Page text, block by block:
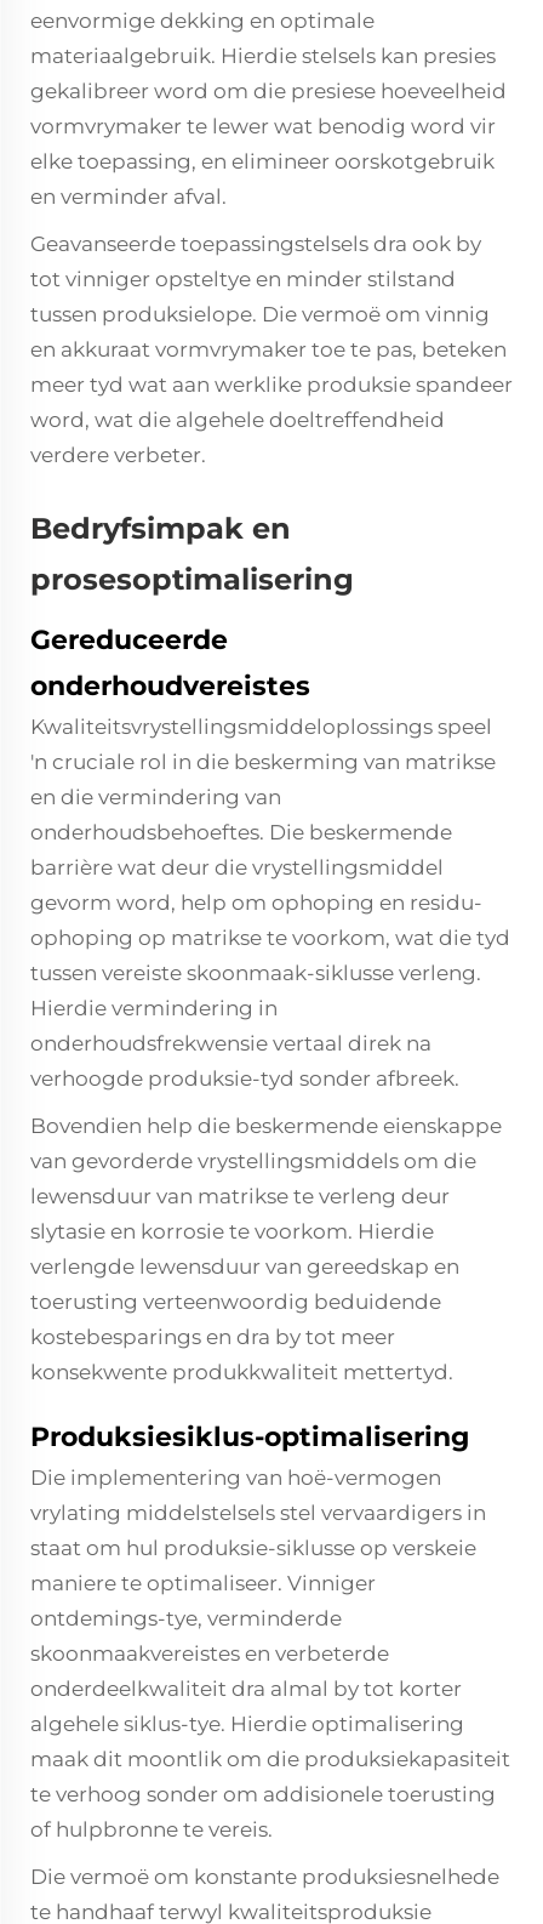
eenvormige dekking en optimale
materiaalgebruik. Hierdie stelsels kan presies
gekalibreer word om die presiese hoeveelheid
vormvrymaker te lewer wat benodig word vir
elke toepassing, en elimineer oorskotgebruik
en verminder afval.
Geavanseerde toepassingstelsels dra ook by
tot vinniger opsteltye en minder stilstand
tussen produksielope. Die vermoë om vinnig
en akkuraat vormvrymaker toe te pas, beteken
meer tyd wat aan werklike produksie spandeer
word, wat die algehele doeltreffendheid
verdere verbeter.
Bedryfsimpak en
prosesoptimalisering
Gereduceerde
onderhoudvereistes
Kwaliteitsvrystellingsmiddeloplossings speel
'n cruciale rol in die beskerming van matrikse
en die vermindering van
onderhoudsbehoeftes. Die beskermende
barrière wat deur die vrystellingsmiddel
gevorm word, help om ophoping en residu-
ophoping op matrikse te voorkom, wat die tyd
tussen vereiste skoonmaak-siklusse verleng.
Hierdie vermindering in
onderhoudsfrekwensie vertaal direk na
verhoogde produksie-tyd sonder afbreek.
Bovendien help die beskermende eienskappe
van gevorderde vrystellingsmiddels om die
lewensduur van matrikse te verleng deur
slytasie en korrosie te voorkom. Hierdie
verlengde lewensduur van gereedskap en
toerusting verteenwoordig beduidende
kostebesparings en dra by tot meer
konsekwente produkkwaliteit mettertyd.
Produksiesiklus-optimalisering
Die implementering van hoë-vermogen
vrylating middelstelsels stel vervaardigers in
staat om hul produksie-siklusse op verskeie
maniere te optimaliseer. Vinniger
ontdemings-tye, verminderde
skoonmaakvereistes en verbeterde
onderdeelkwaliteit dra almal by tot korter
algehele siklus-tye. Hierdie optimalisering
maak dit moontlik om die produksiekapasiteit
te verhoog sonder om addisionele toerusting
of hulpbronne te vereis.
Die vermoë om konstante produksiesnelhede
te handhaaf terwyl kwaliteitsproduksie